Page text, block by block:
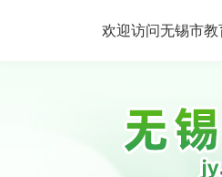
欢迎访问无锡市